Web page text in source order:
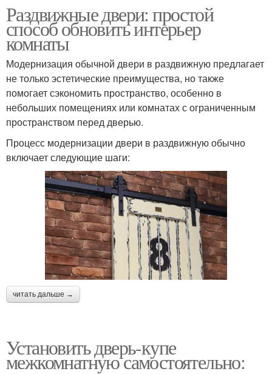
Раздвижные двери: простой
способ обновить интерьер
комнаты
Модернизация обычной двери в раздвижную предлагает
не только эстетические преимущества, но также
помогает сэкономить пространство, особенно в
небольших помещениях или комнатах с ограниченным
пространством перед дверью.
Процесс модернизации двери в раздвижную обычно
включает следующие шаги:
читать дальше →
Установить дверь-купе
межкомнатную самостоятельно: